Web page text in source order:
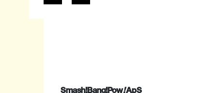
Smash!Bang!Pow!ApS